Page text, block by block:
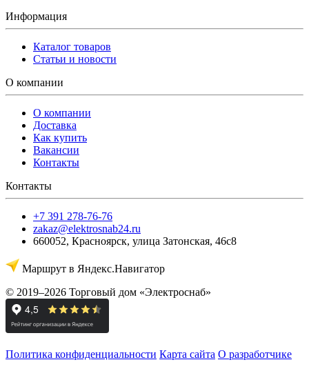
Информация
Каталог товаров
Статьи и новости
О компании
О компании
Доставка
Как купить
Вакансии
Контакты
Контакты
+7 391 278-76-76
zakaz@elektrosnab24.ru
660052, Красноярск, улица Затонская, 46с8
Маршрут в Яндекс.Навигатор
© 2019–2026 Торговый дом «Электроснаб»
Политика конфиденциальности Карта сайта О разработчике